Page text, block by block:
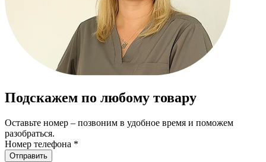
Подскажем по любому товару
Оставьте номер – позвоним в удобное время и поможем
разобраться.
Номер телефона *
Отправить